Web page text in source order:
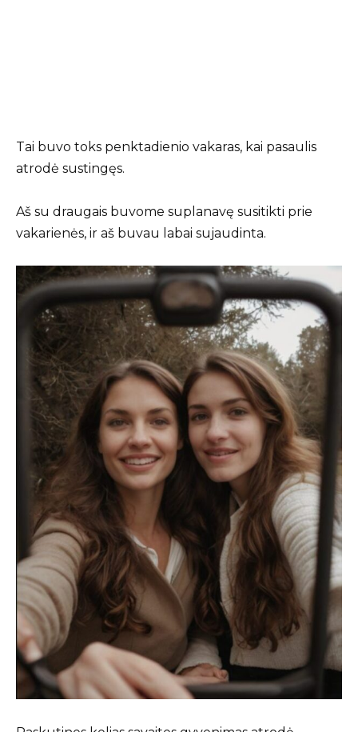
Tai buvo toks penktadienio vakaras, kai pasaulis
atrodė sustingęs.
Aš su draugais buvome suplanavę susitikti prie
vakarienės, ir aš buvau labai sujaudinta.